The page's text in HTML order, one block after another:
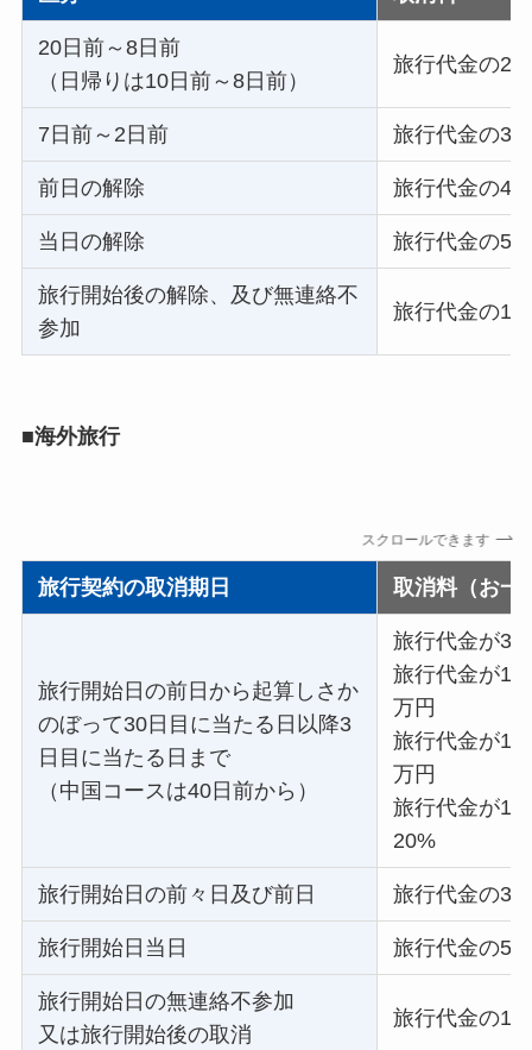
20日前～8日前
（日帰りは10日前～8日前）
旅行代金の20
7日前～2日前 旅行代金の30
前日の解除 旅行代金の40
当日の解除 旅行代金の50
旅行開始後の解除、及び無連絡不
参加
旅行代金の
■海外旅行
スクロールできます
旅行契約の取消期日 取消料（お一
旅行開始日の前日から起算しさか
のぼって30日目に当たる日以降3
日目に当たる日まで
（中国コースは40日前から）
旅行代金が
旅行代金が
万円
旅行代金が
万円
旅行代金が
20%
旅行開始日の前々日及び前日 旅行代金の30
旅行開始日当日 旅行代金の50
旅行開始日の無連絡不参加
又は旅行開始後の取消
旅行代金の